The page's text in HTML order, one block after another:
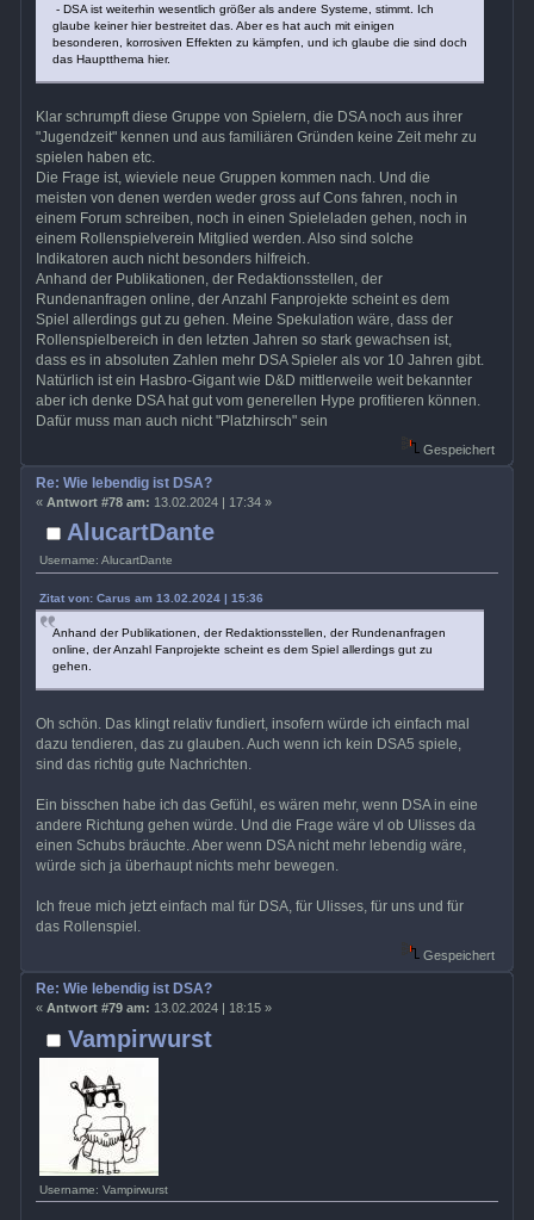
- DSA ist weiterhin wesentlich größer als andere Systeme, stimmt. Ich
glaube keiner hier bestreitet das. Aber es hat auch mit einigen
besonderen, korrosiven Effekten zu kämpfen, und ich glaube die sind doch
das Hauptthema hier.
Klar schrumpft diese Gruppe von Spielern, die DSA noch aus ihrer
"Jugendzeit" kennen und aus familiären Gründen keine Zeit mehr zu
spielen haben etc.
Die Frage ist, wieviele neue Gruppen kommen nach. Und die
meisten von denen werden weder gross auf Cons fahren, noch in
einem Forum schreiben, noch in einen Spieleladen gehen, noch in
einem Rollenspielverein Mitglied werden. Also sind solche
Indikatoren auch nicht besonders hilfreich.
Anhand der Publikationen, der Redaktionsstellen, der
Rundenanfragen online, der Anzahl Fanprojekte scheint es dem
Spiel allerdings gut zu gehen. Meine Spekulation wäre, dass der
Rollenspielbereich in den letzten Jahren so stark gewachsen ist,
dass es in absoluten Zahlen mehr DSA Spieler als vor 10 Jahren gibt.
Natürlich ist ein Hasbro-Gigant wie D&D mittlerweile weit bekannter
aber ich denke DSA hat gut vom generellen Hype profitieren können.
Dafür muss man auch nicht "Platzhirsch" sein
Gespeichert
AlucartDante
Username: AlucartDante
Re: Wie lebendig ist DSA?
« Antwort #78 am: 13.02.2024 | 17:34 »
Zitat von: Carus am 13.02.2024 | 15:36
Anhand der Publikationen, der Redaktionsstellen, der Rundenanfragen
online, der Anzahl Fanprojekte scheint es dem Spiel allerdings gut zu
gehen.
Oh schön. Das klingt relativ fundiert, insofern würde ich einfach mal
dazu tendieren, das zu glauben. Auch wenn ich kein DSA5 spiele,
sind das richtig gute Nachrichten.
Ein bisschen habe ich das Gefühl, es wären mehr, wenn DSA in eine
andere Richtung gehen würde. Und die Frage wäre vl ob Ulisses da
einen Schubs bräuchte. Aber wenn DSA nicht mehr lebendig wäre,
würde sich ja überhaupt nichts mehr bewegen.
Ich freue mich jetzt einfach mal für DSA, für Ulisses, für uns und für
das Rollenspiel.
Gespeichert
Vampirwurst
Username: Vampirwurst
Re: Wie lebendig ist DSA?
« Antwort #79 am: 13.02.2024 | 18:15 »